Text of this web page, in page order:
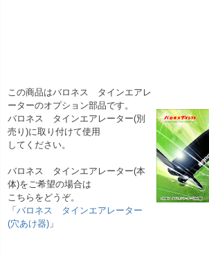
この商品はバロネス タインエアレ
ーターのオプション部品です。
バロネス タインエアレーター(別
売り)に取り付けて使用
してください。
バロネス タインエアレーター(本
体)をご希望の場合は
こちらをどうぞ。
「 バロネス タインエアレーター
(穴あけ器) 」